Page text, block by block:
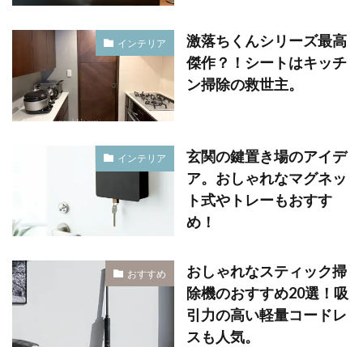
インテリア
激落ちくんシリーズ最高
傑作？！シートはキッチ
ン掃除の救世主。
インテリア
玄関の鍵置き場のアイデ
ア。おしゃれなマグネッ
ト式やトレーもおすす
め！
おすすめ
おしゃれなスティック掃
除機のおすすめ20選！吸
引力の高い軽量コードレ
スも人気。